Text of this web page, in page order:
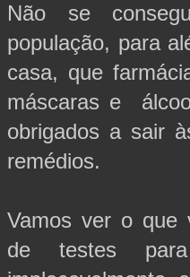
Não se
população, para
casa, que
máscaras e
obrigados a sair
remédios.
Vamos ver o que
de testes